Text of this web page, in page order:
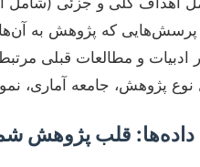
پرسش‌هایی که پژوهش به
ادبیات و مطالعات قبلی
پژوهش، جامعه آماری،